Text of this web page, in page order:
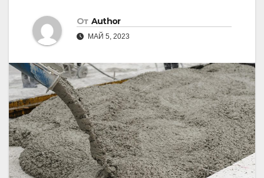
От Author
МАЙ 5, 2023